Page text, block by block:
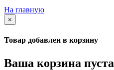
На главную
×
Товар добавлен в корзину
Ваша корзина пуста